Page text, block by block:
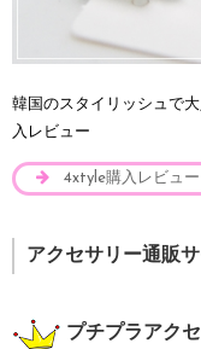
韓国のスタイリッシュで
入レビュー
4xtyle購入レビュー
アクセサリー通販
プチプラアク